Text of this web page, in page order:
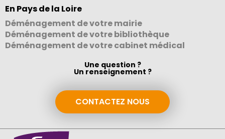
En Pays de la Loire
Déménagement de votre mairie
Déménagement de votre bibliothèque
Déménagement de votre cabinet médical
Une question ?
Un renseignement ?
CONTACTEZ NOUS